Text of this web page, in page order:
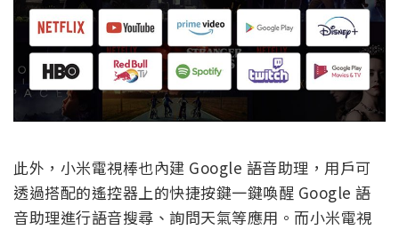
此外，小米電視棒也內建 Google 語音助理，用戶可
透過搭配的遙控器上的快捷按鍵一鍵喚醒 Google 語
音助理進行語音搜尋、詢問天氣等應用。而小米電視